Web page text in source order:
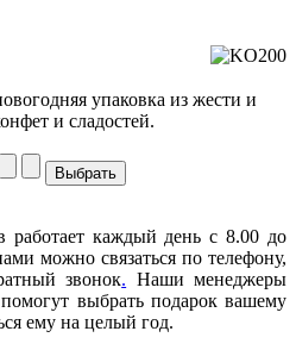
упаковка из жести и
и сладостей.
работает каждый день с 8.00 до
можно связаться по телефону,
звонок. Наши менеджеры
выбрать подарок вашему
ему на целый год.